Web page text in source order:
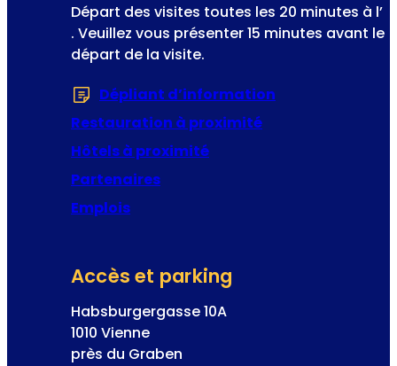
é
r
e
t
e
Départ des visites toutes les 20 minutes à l’
. Veuillez vous présenter 15 minutes avant le
départ de la visite.
Dépliant d’information
Restauration à proximité
Hôtels à proximité
Partenaires
Emplois
Accès et parking
Habsburgergasse 10A
1010 Vienne
près du Graben